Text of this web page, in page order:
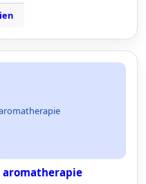
aromatherapie